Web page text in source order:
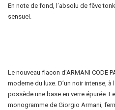
En note de fond, l’absolu de fêve
sensuel.
Le nouveau flacon d’ARMANI CODE
moderne du luxe. D’un noir intense, à
possède une base en verre épurée.
monogramme de Giorgio Armani,